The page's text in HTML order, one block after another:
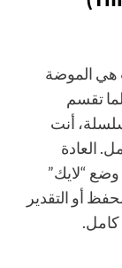
هي الموضة
تقسم
أنت
العادة
“لايك”
أو التقدير
كامل.